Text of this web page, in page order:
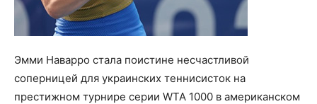
Эмми Наварро стала поистине несчастливой
соперницей для украинских теннисисток на
престижном турнире серии WTA 1000 в американском